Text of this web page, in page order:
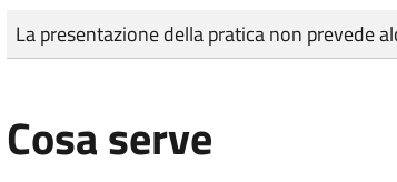
Tipo di pagamento
Importo
La presentazione della pratica non prevede
Cosa serve